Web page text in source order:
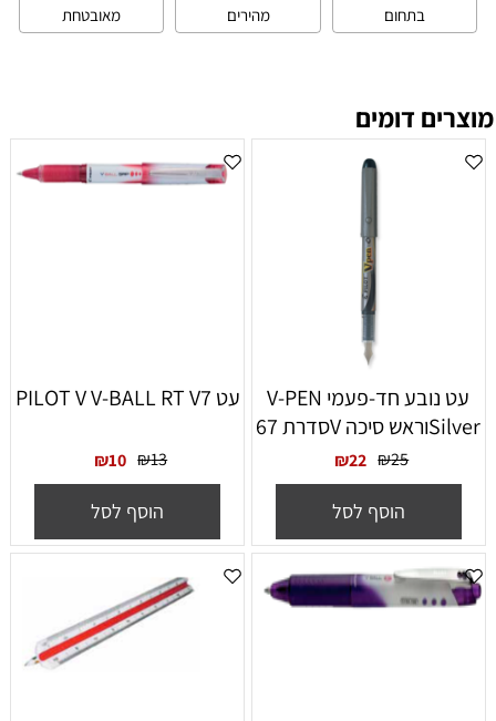
בתחום
מהירים
מאובטחת
מוצרים דומים
עט נובע חד-פעמי V-PEN
Silverוראש סיכה Vסדרת 67
₪25
₪22
הוסף לסל
עט PILOT V V-BALL RT V7
₪13
₪10
הוסף לסל